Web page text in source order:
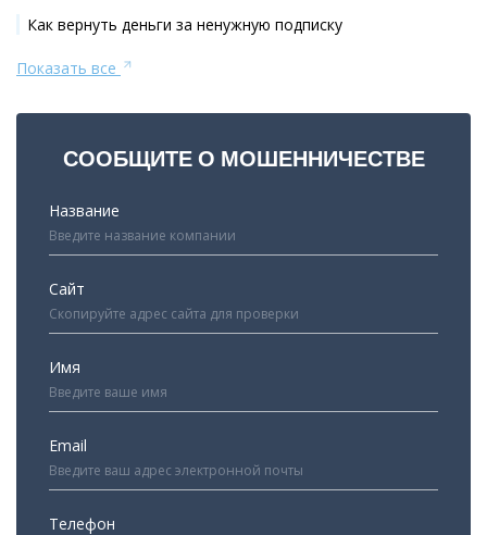
Как вернуть деньги за ненужную подписку
Показать все
СООБЩИТЕ О МОШЕННИЧЕСТВЕ
Название
Сайт
Имя
Email
Телефон